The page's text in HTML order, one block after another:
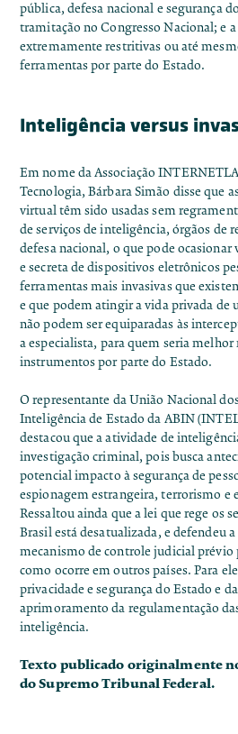
pública, defesa nacional e segurança
tramitação no Congresso Nacional; e
extremamente restritivas ou até
ferramentas por parte do Estado.
Inteligência versus
Em nome da Associação
Tecnologia, Bárbara Simão disse que
virtual têm sido usadas sem
de serviços de inteligência, órgãos de
defesa nacional, o que pode
e secreta de dispositivos eletrônicos
ferramentas mais invasivas que
e que podem atingir a vida privada de
não podem ser equiparadas às
a especialista, para quem seria melhor
instrumentos por parte do Estado.
O representante da União Nacional
Inteligência de Estado da ABIN
destacou que a atividade de
investigação criminal, pois busca
potencial impacto à segurança de
espionagem estrangeira, terrorismo e
Ressaltou ainda que a lei que rege os
Brasil está desatualizada, e defendeu
mecanismo de controle judicial prévio
como ocorre em outros países. Para
privacidade e segurança do Estado e
aprimoramento da regulamentação
inteligência.
Texto publicado originalmente
doSupremo Tribunal Federal.